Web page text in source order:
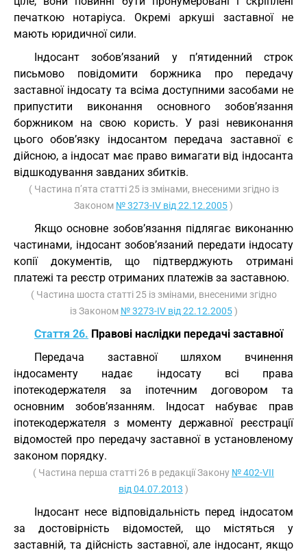
печаткою нотаріуса. Окремі аркуші заставної не
мають юридичної сили.
Індосант зобов’язаний у п’ятиденний строк
письмово повідомити боржника про передачу
заставної індосату та всіма доступними засобами не
припустити виконання основного зобов’язання
боржником на свою користь. У разі невиконання
цього обов’язку індосантом передача заставної є
дійсною, а індосат має право вимагати від індосанта
відшкодування завданих збитків.
( Частина п’ята статті 25 із змінами, внесеними згідно із
Законом № 3273-IV від 22.12.2005)
Якщо основне зобов’язання підлягає виконанню
частинами, індосант зобов’язаний передати індосату
копії документів, що підтверджують отримані
платежі та реєстр отриманих платежів за заставною.
( Частина шоста статті 25 із змінами, внесеними згідно
із Законом № 3273-IV від 22.12.2005)
Стаття 26. Правові наслідки передачі заставної
Передача заставної шляхом вчинення
індосаменту надає індосату всі права
іпотекодержателя за іпотечним договором та
основним зобов’язанням. Індосат набуває прав
іпотекодержателя з моменту державної реєстрації
відомостей про передачу заставної в установленому
законом порядку.
( Частина перша статті 26 в редакції Закону № 402-VII
від 04.07.2013 )
Індосант несе відповідальність перед індосатом
за достовірність відомостей, що містяться у
заставній, та дійсність заставної, але індосант, якщо